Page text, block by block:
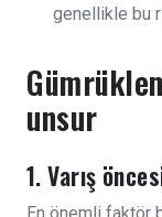
genellikle bu
unsur
1. Varış